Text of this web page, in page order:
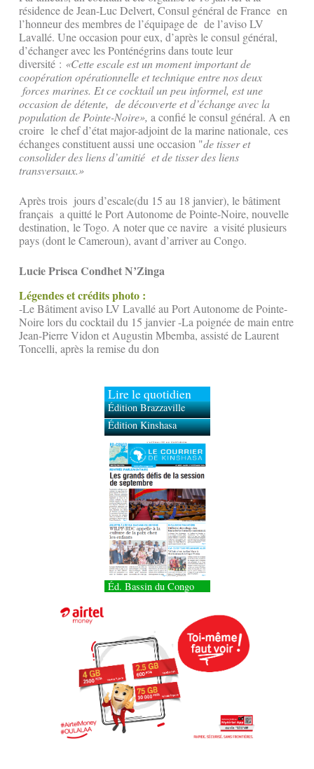
résidence de Jean-Luc Delvert, Consul général de France en
l’honneur des membres de l’équipage de de l’aviso LV
Lavallé. Une occasion pour eux, d’après le consul général,
d’échanger avec les Ponténégrins dans toute leur
diversité : «Cette escale est un moment important de
coopération opérationnelle et technique entre nos deux
forces marines. Et ce cocktail un peu informel, est une
occasion de détente, de découverte et d’échange avec la
population de Pointe-Noire», a confié le consul général. A en
croire le chef d’état major-adjoint de la marine nationale, ces
échanges constituent aussi une occasion "de tisser et
consolider des liens d’amitié et de tisser des liens
transversaux.»
Après trois jours d’escale(du 15 au 18 janvier), le bâtiment
français a quitté le Port Autonome de Pointe-Noire, nouvelle
destination, le Togo. A noter que ce navire a visité plusieurs
pays (dont le Cameroun), avant d’arriver au Congo.
Lucie Prisca Condhet N’Zinga
Légendes et crédits photo :
-Le Bâtiment aviso LV Lavallé au Port Autonome de Pointe-
Noire lors du cocktail du 15 janvier -La poignée de main entre
Jean-Pierre Vidon et Augustin Mbemba, assisté de Laurent
Toncelli, après la remise du don
Lire le quotidien
Édition Brazzaville
Édition Kinshasa
Éd. Bassin du Congo